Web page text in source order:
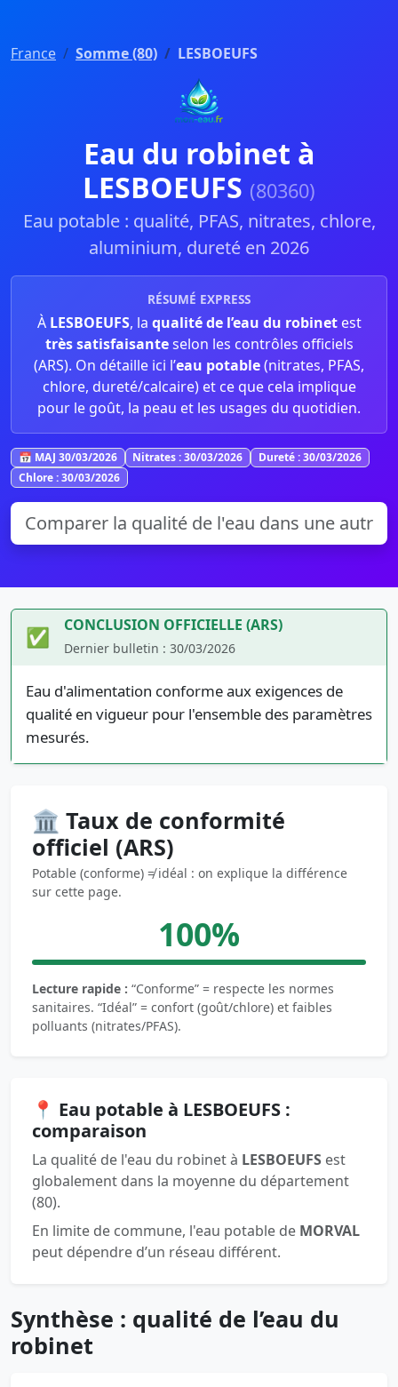
France Somme (80) LESBOEUFS
Eau du robinet à
LESBOEUFS (80360)
Eau potable : qualité, PFAS, nitrates, chlore,
aluminium, dureté en 2026
RÉSUMÉ EXPRESS
À LESBOEUFS, la qualité de l’eau du robinetest
très satisfaisanteselon les contrôles officiels
(ARS). On détaille ici l’eau potable(nitrates, PFAS,
chlore, dureté/calcaire) et ce que cela implique
pour le goût, la peau et les usages du quotidien.
📅 MAJ 30/03/2026 Nitrates : 30/03/2026
Dureté : 30/03/2026
Chlore : 30/03/2026
✅ CONCLUSION OFFICIELLE (ARS)
Dernier bulletin : 30/03/2026
Eau d'alimentation conforme aux exigences de
qualité en vigueur pour l'ensemble des paramètres
mesurés.
🏛️ Taux de conformité
officiel (ARS)
Potable (conforme) ≠ idéal : on explique la différence
sur cette page.
100%
Lecture rapide : “Conforme” = respecte les normes
sanitaires. “Idéal” = confort (goût/chlore) et faibles
polluants (nitrates/PFAS).
📍 Eau potable à LESBOEUFS :
comparaison
La qualité de l'eau du robinet à LESBOEUFS est
globalement dans la moyenne du département
(80).
En limite de commune, l'eau potable de MORVAL
peut dépendre d’un réseau différent.
Synthèse : qualité de l’eau du
robinet